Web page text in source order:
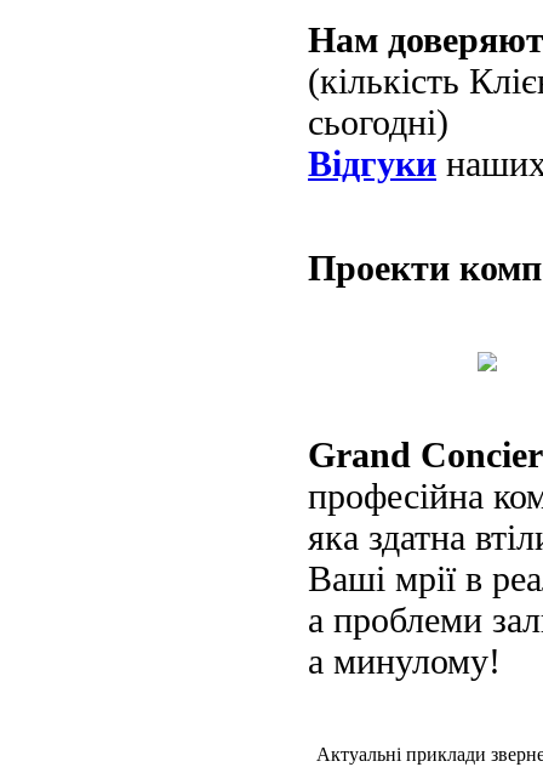
Нам
(кількість
сьогодні)
Відгуки наших
Проекти
Grand
професійна
яка здатна
Ваші мрії в
а проблеми
а минулому!
Актуальні приклади